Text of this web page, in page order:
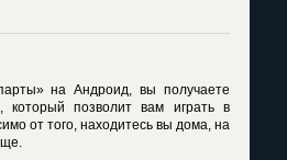
на Андроид, вы получаете
позволит вам играть в
от того, находитесь вы дома, на